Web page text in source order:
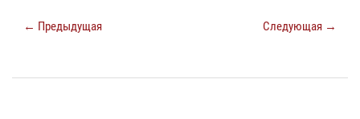
← Предыдущая Следующая →